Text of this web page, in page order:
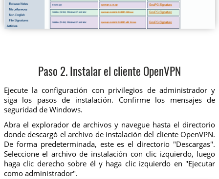
Paso 2. Instalar el cliente OpenVPN
Ejecute la configuración con privilegios de administrador y
siga los pasos de instalación. Confirme los mensajes de
seguridad de Windows.
Abra el explorador de archivos y navegue hasta el directorio
donde descargó el archivo de instalación del cliente OpenVPN.
De forma predeterminada, este es el directorio "Descargas".
Seleccione el archivo de instalación con clic izquierdo, luego
haga clic derecho sobre él y haga clic izquierdo en "Ejecutar
como administrador".